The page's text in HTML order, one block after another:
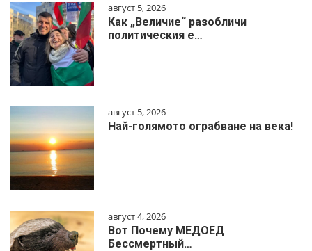
август 5, 2026
Как „Величие“ разобличи
политическия е…
август 5, 2026
Най-голямото ограбване на века!
август 4, 2026
Вот Почему МЕДОЕД
Бессмертный…